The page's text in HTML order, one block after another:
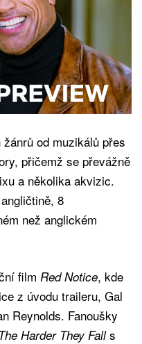
od muzikálů přes
přičemž se převážně
a několika akvizic.
8
než anglickém
film Red Notice, kde
z úvodu traileru, Gal
Reynolds. Fanoušky
The Harder They Falls